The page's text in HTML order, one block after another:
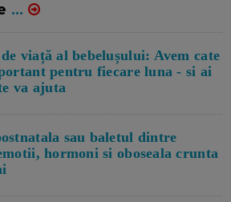
...
viață al bebelușului: Avem cate
pentru fiecare luna - si ai
va ajuta
sau baletul dintre
hormoni si oboseala crunta